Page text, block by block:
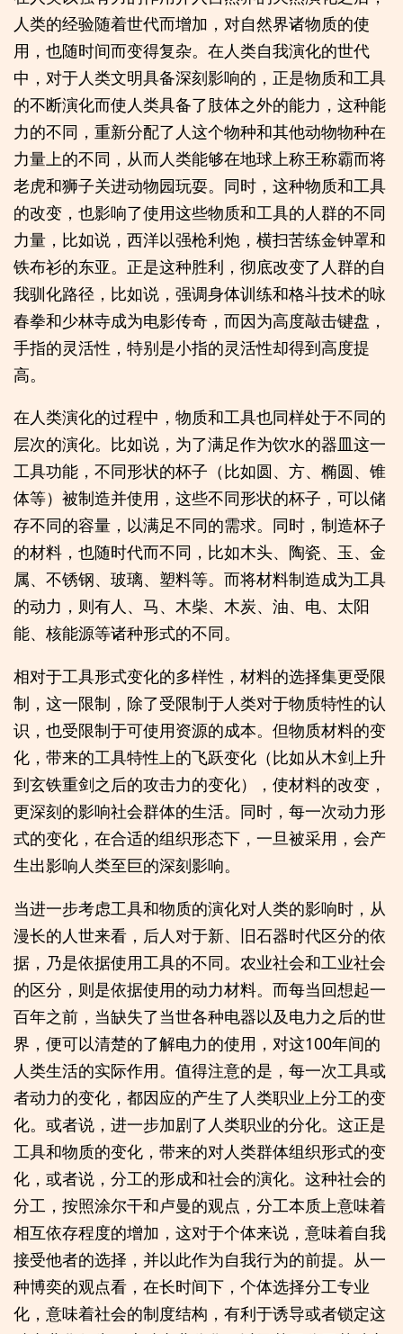
人类的经验随着世代而增加，对自然界诸物质的使
用，也随时间而变得复杂。在人类自我演化的世代
中，对于人类文明具备深刻影响的，正是物质和工具
的不断演化而使人类具备了肢体之外的能力，这种能
力的不同，重新分配了人这个物种和其他动物物种在
力量上的不同，从而人类能够在地球上称王称霸而将
老虎和狮子关进动物园玩耍。同时，这种物质和工具
的改变，也影响了使用这些物质和工具的人群的不同
力量，比如说，西洋以强枪利炮，横扫苦练金钟罩和
铁布衫的东亚。正是这种胜利，彻底改变了人群的自
我驯化路径，比如说，强调身体训练和格斗技术的咏
春拳和少林寺成为电影传奇，而因为高度敲击键盘，
手指的灵活性，特别是小指的灵活性却得到高度提
高。
在人类演化的过程中，物质和工具也同样处于不同的
层次的演化。比如说，为了满足作为饮水的器皿这一
工具功能，不同形状的杯子（比如圆、方、椭圆、锥
体等）被制造并使用，这些不同形状的杯子，可以储
存不同的容量，以满足不同的需求。同时，制造杯子
的材料，也随时代而不同，比如木头、陶瓷、玉、金
属、不锈钢、玻璃、塑料等。而将材料制造成为工具
的动力，则有人、马、木柴、木炭、油、电、太阳
能、核能源等诸种形式的不同。
相对于工具形式变化的多样性，材料的选择集更受限
制，这一限制，除了受限制于人类对于物质特性的认
识，也受限制于可使用资源的成本。但物质材料的变
化，带来的工具特性上的飞跃变化（比如从木剑上升
到玄铁重剑之后的攻击力的变化），使材料的改变，
更深刻的影响社会群体的生活。同时，每一次动力形
式的变化，在合适的组织形态下，一旦被采用，会产
生出影响人类至巨的深刻影响。
当进一步考虑工具和物质的演化对人类的影响时，从
漫长的人世来看，后人对于新、旧石器时代区分的依
据，乃是依据使用工具的不同。农业社会和工业社会
的区分，则是依据使用的动力材料。而每当回想起一
百年之前，当缺失了当世各种电器以及电力之后的世
界，便可以清楚的了解电力的使用，对这100年间的
人类生活的实际作用。值得注意的是，每一次工具或
者动力的变化，都因应的产生了人类职业上分工的变
化。或者说，进一步加剧了人类职业的分化。这正是
工具和物质的变化，带来的对人类群体组织形式的变
化，或者说，分工的形成和社会的演化。这种社会的
分工，按照涂尔干和卢曼的观点，分工本质上意味着
相互依存程度的增加，这对于个体来说，意味着自我
接受他者的选择，并以此作为自我行为的前提。从一
种博奕的观点看，在长时间下，个体选择分工专业
化，意味着社会的制度结构，有利于诱导或者锁定这